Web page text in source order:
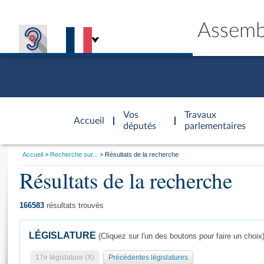
Accueil
d'accueil
Vos
députés
Travaux
parlementaires
Général
Vous
Accueil Recherche sur... Résultats de la recherche
Résultats de la recherche
166583 résultats trouvés
LÉGISLATURE (Cliquez sur l'un des boutons pour faire un choix)
17e législature (X) Précédentes législatures